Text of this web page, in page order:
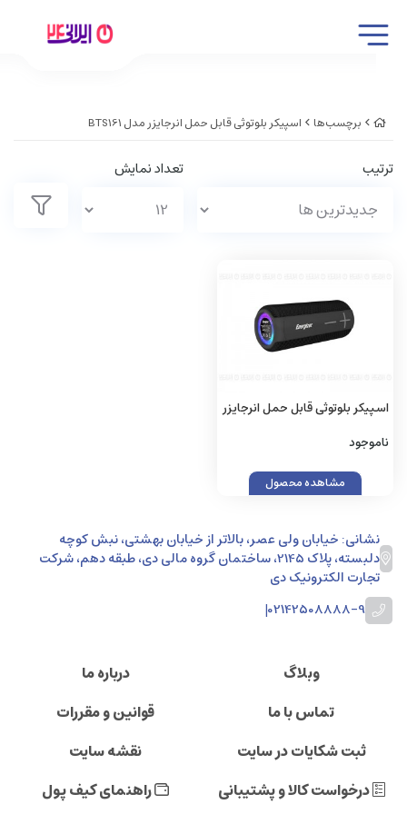
برچسب‌ها اسپیکر بلوتوثی قابل حمل انرجایزر مدل BTS161
ترتیب تعداد نمایش
اسپیکر بلوتوثی قابل حمل انرجایزر
ناموجود
مشاهده محصول
نشانی: خیابان ولی عصر، بالاتر از خیابان بهشتی، نبش کوچه
دلبسته، پلاک 2145، ساختمان گروه مالی دی، طبقه دهم، شرکت
تجارت الکترونیک دی
02142508888-9
|
وبلاگ
درباره ما
تماس با ما
قوانین و مقررات
ثبت شکایات در سایت
نقشه سایت
درخواست کالا و پشتیبانی
راهنمای کیف پول